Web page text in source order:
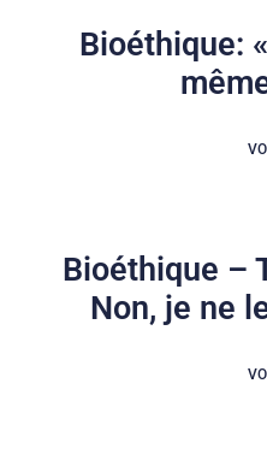
Bioéthique:
Bioéthique –
Non, je ne